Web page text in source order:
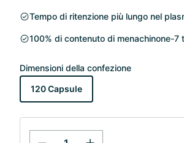
Tempo di ritenzione più lungo nel
100% di contenuto di menachinone-7
Dimensioni della confezione
120 Capsule